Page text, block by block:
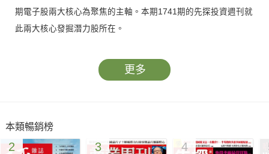
期電子股兩大核心為聚焦的主軸。本期1741期的先探投資週刊就
此兩大核心發掘潛力股所在。
更多
本類暢銷榜
2 3 4